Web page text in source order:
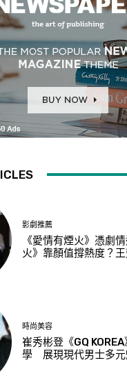
影劇推薦
《愛情有煙火》憑劇
火》靠顏值撐熱度？
時尚美容
崔秀彬登《GQ
學 展現現代男士多元